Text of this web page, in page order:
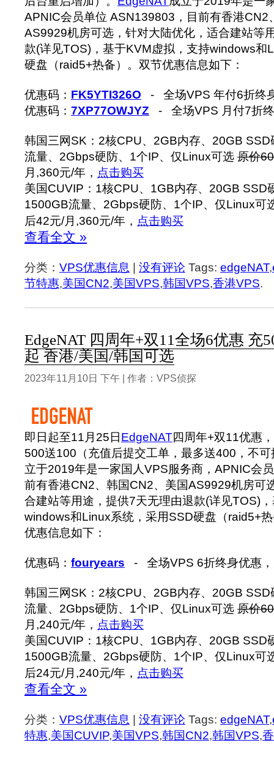
APNIC会员单位 ASN139803，目前有香港CN2
AS9929机房可选，针对大陆优化，适合建站等
款(详见TOS)，基于KVM虚拟，支持windows和
硬盘（raid5+热备）。双节优惠信息如下：
优惠码： FK5YTI326O - 全场VPS 年付6折终
优惠码： 7XP77OWJYZ - 全场VPS 月付7折
韩国三网SK：2核CPU、2GB内存、20GB
流量、2Gbps硬防、1个IP、仅Linux可选 原价
月,360元/年， 点击购买
美国CUVIP：1核CPU、1GB内存、20GB SSD
1500GB流量、2Gbps硬防、1个IP、仅Linux可
后42元/月,360元/年， 点击购买
查看全文 »
分类： VPS优惠信息 | 没有评论 Tags: edgeNAT,
节特惠,美国CN2,美国VPS,韩国VPS,香港VPS.
EdgeNAT 四周年+双11全场6优惠 充
起 香港/美国/韩国可选
2023年11月10日 下午 | 作者：VPS侦探
即日起至11月25日EdgeNAT四周年+双11优惠
500送100（充值后提交工单，最多送400，不可
立于2019年是一家国人VPS服务商，APNIC会
前有香港CN2、韩国CN2、美国AS9929机房可
合建站等用途，提供7天无理由退款(详见TOS)
windows和Linux系统，采用SSD硬盘（raid5+
优惠信息如下：
优惠码： fouryears - 全场VPS 6折终身优惠
韩国三网SK：2核CPU、2GB内存、20GB
流量、2Gbps硬防、1个IP、仅Linux可选 原价
月,240元/年， 点击购买
美国CUVIP：1核CPU、1GB内存、20GB SSD
1500GB流量、2Gbps硬防、1个IP、仅Linux可
后24元/月,240元/年， 点击购买
查看全文 »
分类： VPS优惠信息 | 没有评论 Tags: edgeNAT,
特惠,美国CUVIP,美国VPS,韩国CN2,韩国VPS,